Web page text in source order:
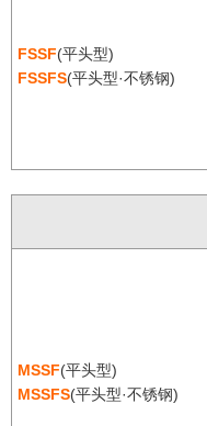
FSSF(平头型)
FSSFS(平头型·不锈钢)
MSSF(平头型)
MSSFS(平头型·不锈钢)